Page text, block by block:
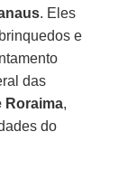
. Eles
e
das
Roraima,
do